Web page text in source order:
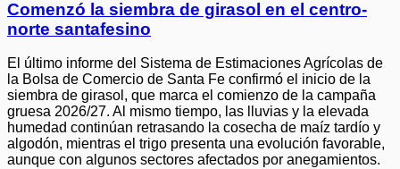
Comenzó la siembra de girasol en el centro-
norte santafesino
El último informe del Sistema de Estimaciones Agrícolas de
la Bolsa de Comercio de Santa Fe confirmó el inicio de la
siembra de girasol, que marca el comienzo de la campaña
gruesa 2026/27. Al mismo tiempo, las lluvias y la elevada
humedad continúan retrasando la cosecha de maíz tardío y
algodón, mientras el trigo presenta una evolución favorable,
aunque con algunos sectores afectados por anegamientos.